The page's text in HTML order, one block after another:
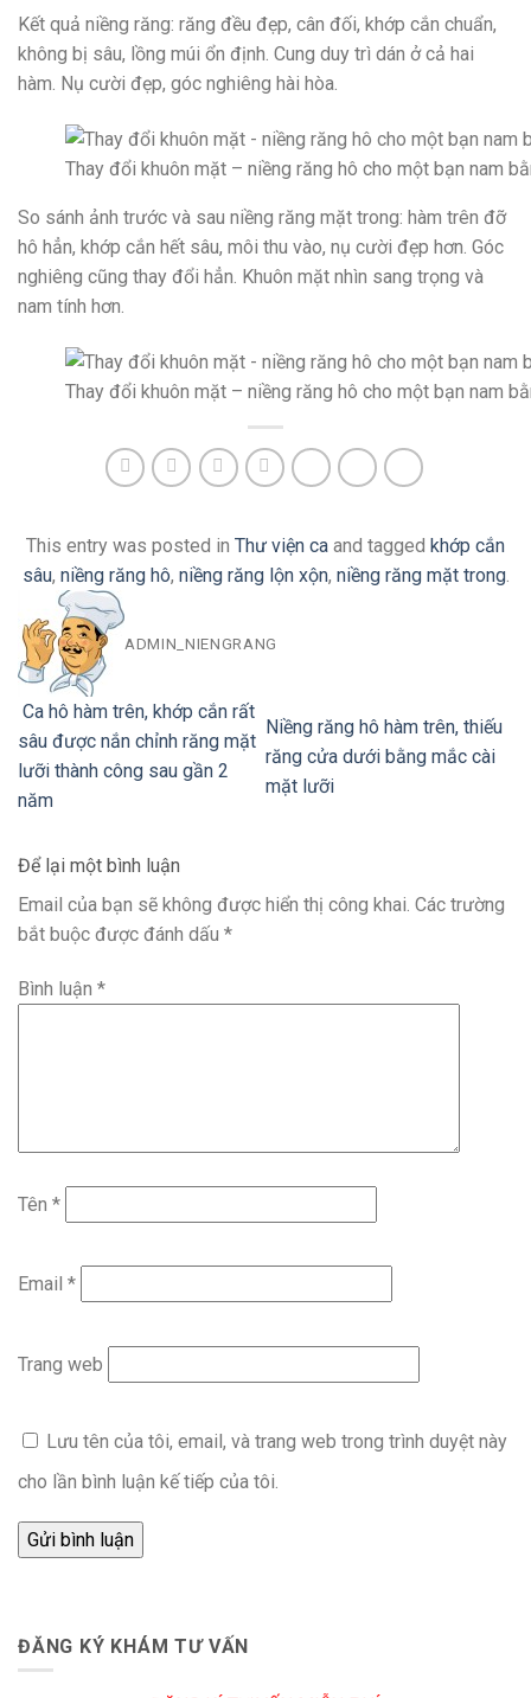
Kết quả niềng răng: răng đều đẹp, cân đối, khớp cắn chuẩn,
không bị sâu, lồng múi ổn định. Cung duy trì dán ở cả hai
hàm. Nụ cười đẹp, góc nghiêng hài hòa.
Thay đổi khuôn mặt – niềng răng hô cho một bạn nam
So sánh ảnh trước và sau niềng răng mặt trong: hàm trên đỡ
hô hẳn, khớp cắn hết sâu, môi thu vào, nụ cười đẹp hơn. Góc
nghiêng cũng thay đổi hẳn. Khuôn mặt nhìn sang trọng và
nam tính hơn.
Thay đổi khuôn mặt – niềng răng hô cho một bạn nam
This entry was posted in Thư viện ca and tagged khớp cắn
sâu, niềng răng hô, niềng răng lộn xộn, niềng răng mặt trong.
ADMIN_NIENGRANG
Ca hô hàm trên, khớp cắn rất
sâu được nắn chỉnh răng mặt
lưỡi thành công sau gần 2
năm
Niềng răng hô hàm trên, thiếu
răng cửa dưới bằng mắc cài
mặt lưỡi
Để lại một bình luận
Email của bạn sẽ không được hiển thị công khai. Các trường
bắt buộc được đánh dấu *
Bình luận *
Tên *
Email *
Trang web
Lưu tên của tôi, email, và trang web trong trình duyệt này
cho lần bình luận kế tiếp của tôi.
ĐĂNG KÝ KHÁM TƯ VẤN